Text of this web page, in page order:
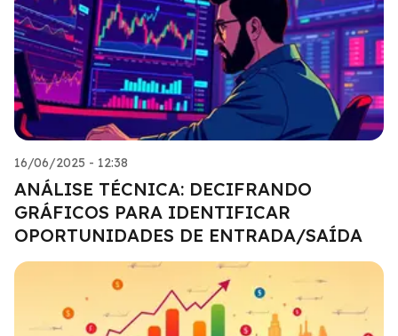
16/06/2025 - 12:38
ANÁLISE TÉCNICA: DECIFRANDO
GRÁFICOS PARA IDENTIFICAR
OPORTUNIDADES DE ENTRADA/SAÍDA